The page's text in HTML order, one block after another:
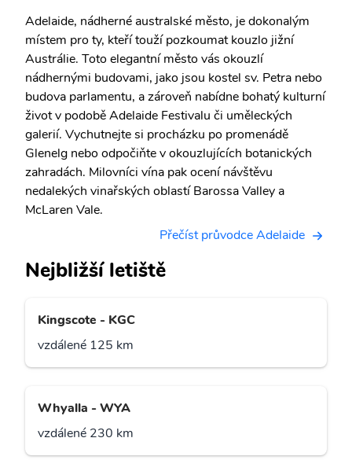
Adelaide, nádherné australské město, je dokonalým
místem pro ty, kteří touží pozkoumat kouzlo jižní
Austrálie. Toto elegantní město vás okouzlí
nádhernými budovami, jako jsou kostel sv. Petra nebo
budova parlamentu, a zároveň nabídne bohatý kulturní
život v podobě Adelaide Festivalu či uměleckých
galerií. Vychutnejte si procházku po promenádě
Glenelg nebo odpočiňte v okouzlujících botanických
zahradách. Milovníci vína pak ocení návštěvu
nedalekých vinařských oblastí Barossa Valley a
McLaren Vale.
Přečíst průvodce Adelaide
Nejbližší letiště
Kingscote - KGC
vzdálené 125 km
Whyalla - WYA
vzdálené 230 km